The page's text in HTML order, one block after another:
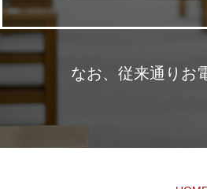
なお、従来通りお